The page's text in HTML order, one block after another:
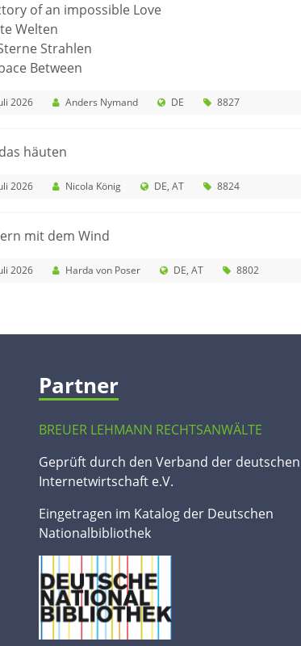
of an impossible Love
Welten
Strahlen
Between
2026 Anders Nymand DE 8827
häuten
2026 Nicola König DE AT 8824
mit dem Wind
2026 Harda von Poser DE AT 8802
Partner
BREUER LEHMANN RECHTSANWÄLTE
Geprüft durch den Verband der deutschen
Internetwirtschaft e.V.
Eingetragen im Katalog der Deutschen
Nationalbibliothek